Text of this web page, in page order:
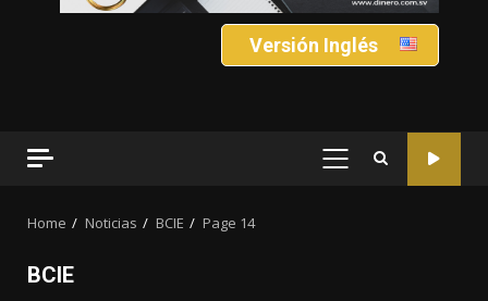
Versión Inglés
PRIMARY
Home Noticias BCIE Page 14
BCIE